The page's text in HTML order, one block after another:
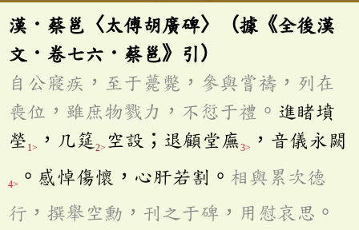
漢．蔡邕〈太傅胡廣碑〉（據《全後漢
文．卷七六．蔡邕》引）
自公寢疾，至于薨斃，參與嘗禱，列在
喪位，雖庶物戮力，不愆于禮。 進睹墳
塋 1> ，几筵 2> 空設；退顧堂廡3> ，音儀永闕
4> 。感悼傷懷，心肝若割。 相與累次德
行，撰舉空勳，刊之于碑，用慰哀思。